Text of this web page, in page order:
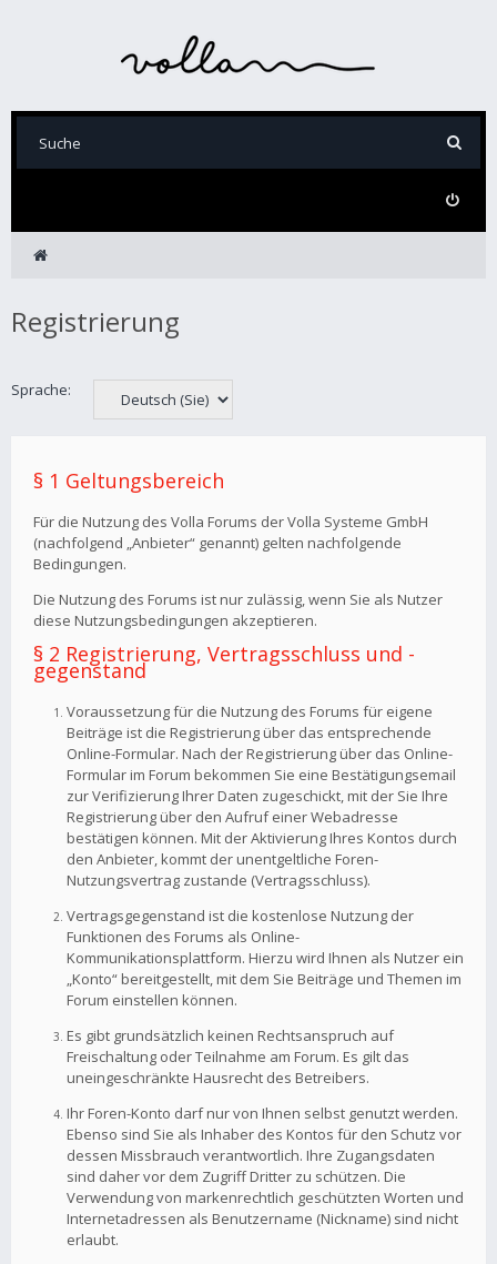
Registrierung
Sprache:
§ 1 Geltungsbereich
Für die Nutzung des Volla Forums der Volla Systeme GmbH
(nachfolgend „Anbieter“ genannt) gelten nachfolgende
Bedingungen.
Die Nutzung des Forums ist nur zulässig, wenn Sie als Nutzer
diese Nutzungsbedingungen akzeptieren.
§ 2 Registrierung, Vertragsschluss und -
gegenstand
Voraussetzung für die Nutzung des Forums für eigene
Beiträge ist die Registrierung über das entsprechende
Online-Formular. Nach der Registrierung über das Online-
Formular im Forum bekommen Sie eine Bestätigungsemail
zur Verifizierung Ihrer Daten zugeschickt, mit der Sie Ihre
Registrierung über den Aufruf einer Webadresse
bestätigen können. Mit der Aktivierung Ihres Kontos durch
den Anbieter, kommt der unentgeltliche Foren-
Nutzungsvertrag zustande (Vertragsschluss).
Vertragsgegenstand ist die kostenlose Nutzung der
Funktionen des Forums als Online-
Kommunikationsplattform. Hierzu wird Ihnen als Nutzer ein
„Konto“ bereitgestellt, mit dem Sie Beiträge und Themen im
Forum einstellen können.
Es gibt grundsätzlich keinen Rechtsanspruch auf
Freischaltung oder Teilnahme am Forum. Es gilt das
uneingeschränkte Hausrecht des Betreibers.
Ihr Foren-Konto darf nur von Ihnen selbst genutzt werden.
Ebenso sind Sie als Inhaber des Kontos für den Schutz vor
dessen Missbrauch verantwortlich. Ihre Zugangsdaten
sind daher vor dem Zugriff Dritter zu schützen. Die
Verwendung von markenrechtlich geschützten Worten und
Internetadressen als Benutzername (Nickname) sind nicht
erlaubt.